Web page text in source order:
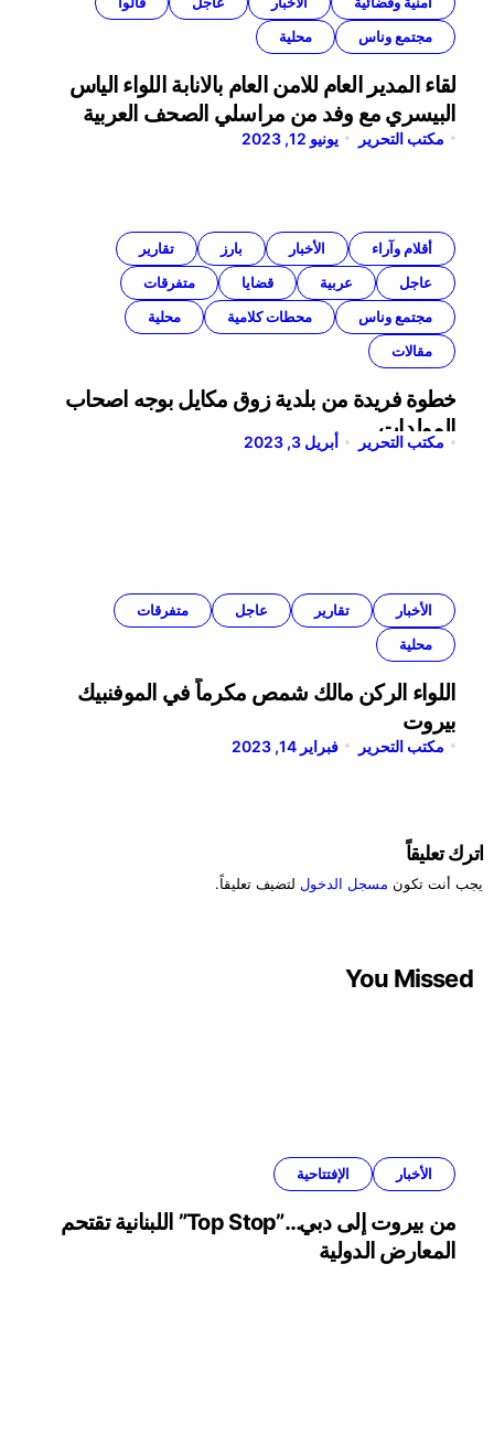
مجتمع وناس
محلية
لقاء المدير العام للامن العام بالانابة اللواء الياس
البيسري مع وفد من مراسلي الصحف العربية
مكتب التحرير يونيو 12, 2023
أقلام وآراء الأخبار بارز
تقارير
عاجل
عربية قضايا
متفرقات
مجتمع وناس
محطات كلامية
محلية
مقالات
خطوة فريدة من بلدية زوق مكايل بوجه اصحاب
المولدات
مكتب التحرير أبريل 3, 2023
الأخبار تقارير عاجل
متفرقات
محلية
اللواء الركن مالك شمص مكرماً في الموفنبيك
بيروت
مكتب التحرير فبراير 14, 2023
اترك تعليقاً
يجب أنت تكون مسجل الدخول لتضيف تعليقاً.
You Missed
الأخبار الإفتتاحية
من بيروت إلى دبي…”Top Stop” اللبنانية تقتحم
المعارض الدولية